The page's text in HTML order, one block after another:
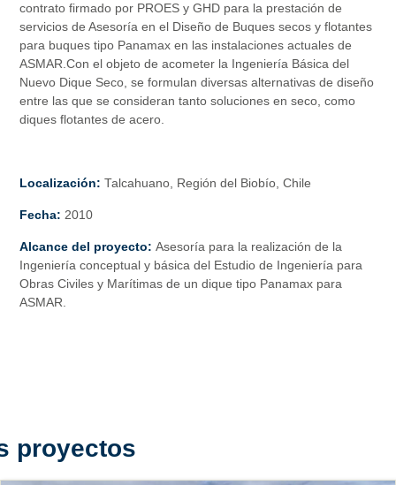
contrato firmado por PROES y GHD para la prestación de
servicios de Asesoría en el Diseño de Buques secos y flotantes
para buques tipo Panamax en las instalaciones actuales de
ASMAR.Con el objeto de acometer la Ingeniería Básica del
Nuevo Dique Seco, se formulan diversas alternativas de diseño
entre las que se consideran tanto soluciones en seco, como
diques flotantes de acero.
Localización:Talcahuano, Región del Biobío, Chile
Fecha: 2010
Alcance del proyecto:Asesoría para la realización de la
Ingeniería conceptual y básica del Estudio de Ingeniería para
Obras Civiles y Marítimas de un dique tipo Panamax para
ASMAR.
proyectos